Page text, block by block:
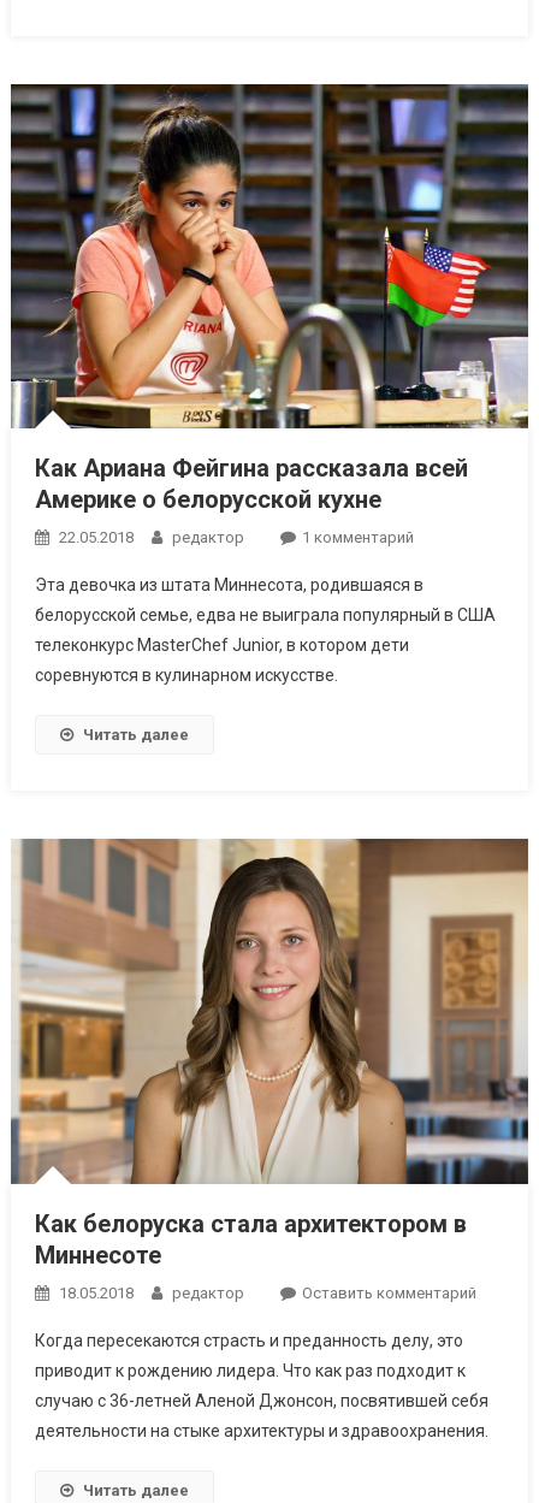
первой
сделке
Как Ариана Фейгина рассказала всей
Америке о белорусской кухне
22.05.2018 редактор 1 комментарий
Как
Ариана
Эта девочка из штата Миннесота, родившаяся в
белорусской семье, едва не выиграла популярный в США
телеконкурс MasterChef Junior, в котором дети
соревнуются в кулинарном искусстве.
Читать далее
Как белоруска стала архитектором в
Миннесоте
18.05.2018 редактор Оставить комментарий
в
Когда пересекаются страсть и преданность делу, это
приводит к рождению лидера. Что как раз подходит к
случаю с 36-летней Аленой Джонсон, посвятившей себя
деятельности на стыке архитектуры и здравоохранения.
Читать далее